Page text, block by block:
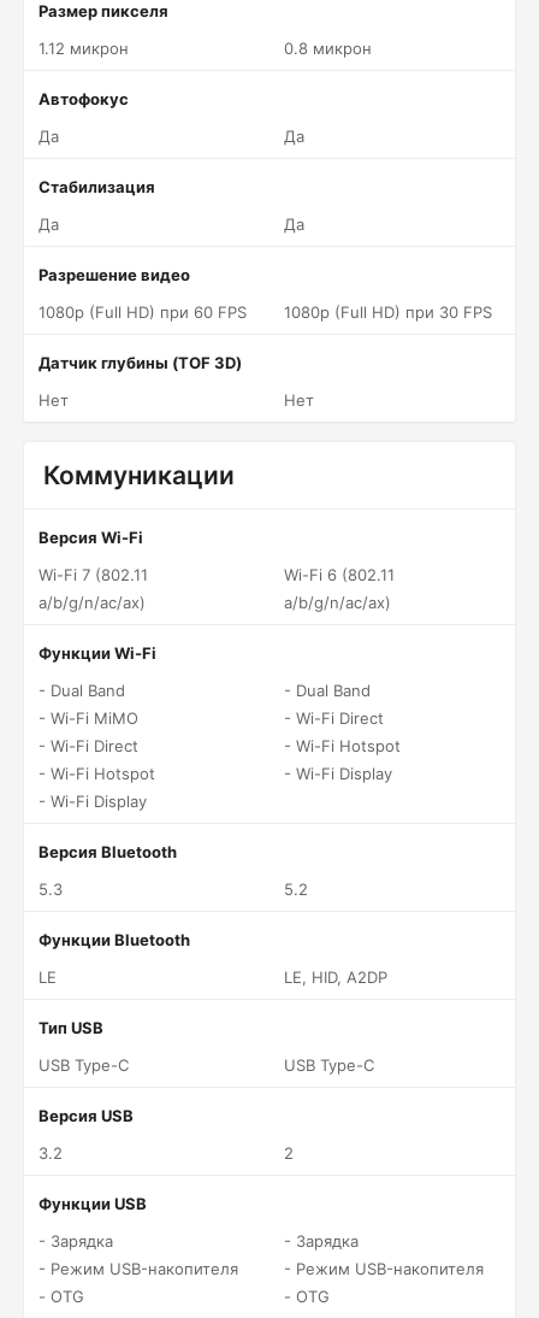
Размер пикселя
1.12 микрон
0.8 микрон
Автофокус
Да
Да
Стабилизация
Да
Да
Разрешение видео
1080p (Full HD) при 60 FPS
1080p (Full HD) при 30 FPS
Датчик глубины (TOF 3D)
Нет
Нет
Коммуникации
Версия Wi-Fi
Wi-Fi 7 (802.11
a/b/g/n/ac/ax)
Wi-Fi 6 (802.11
a/b/g/n/ac/ax)
Функции Wi-Fi
- Dual Band
- Wi-Fi MiMO
- Wi-Fi Direct
- Wi-Fi Hotspot
- Wi-Fi Display
- Dual Band
- Wi-Fi Direct
- Wi-Fi Hotspot
- Wi-Fi Display
Версия Bluetooth
5.3
5.2
Функции Bluetooth
LE
LE, HID, A2DP
Тип USB
USB Type-C
USB Type-C
Версия USB
3.2
2
Функции USB
- Зарядка
- Режим USB-накопителя
- OTG
- Зарядка
- Режим USB-накопителя
- OTG